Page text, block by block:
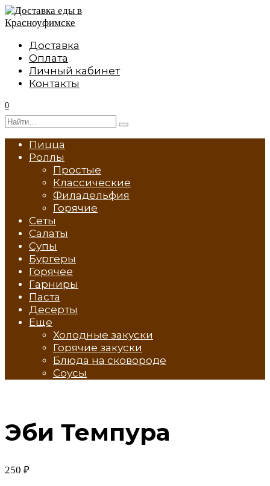
Перейти
к
Доставка
Оплата
Личный кабинет
Контакты
0
Search
Пицца
Роллы
Простые
Классические
Филадельфия
Горячие
Сеты
Салаты
Супы
Бургеры
Горячее
Гарниры
Паста
Десерты
Еще
Холодные закуски
Горячие закуски
Блюда на сковороде
Соусы
Эби Темпура
250 ₽